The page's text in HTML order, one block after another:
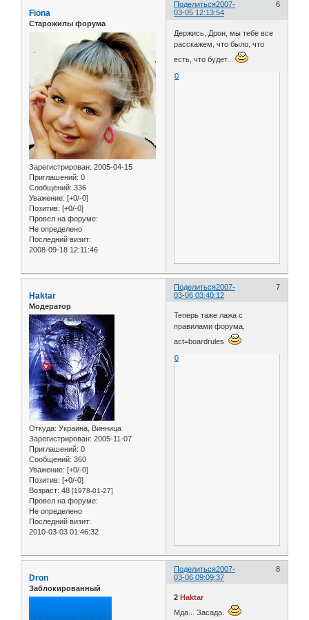
Поделиться 6
2007-
03-05 12:13:54
Fiona
Старожилы форума
Зарегистрирован: 2005-04-15
Приглашений: 0
Сообщений: 336
Уважение: [+0/-0]
Позитив: [+0/-0]
Провел на форуме:
Не определено
Последний визит:
2008-09-18 12:11:46
Держись, Дрон, мы тебе все
расскажем, что было, что
есть, что будет...
0
Поделиться 7
2007-
03-06 03:40:12
Haktar
Модератор
Откуда: Украина, Винница
Зарегистрирован: 2005-11-07
Приглашений: 0
Сообщений: 360
Уважение: [+0/-0]
Позитив: [+0/-0]
Возраст: 48 [1978-01-27]
Провел на форуме:
Не определено
Последний визит:
2010-03-03 01:46:32
Теперь таже лажа с
правилами форума,
act=boardrules
0
Поделиться 8
2007-
03-06 09:09:37
Dron
Заблокированный
2 Haktar
Мда... Засада.